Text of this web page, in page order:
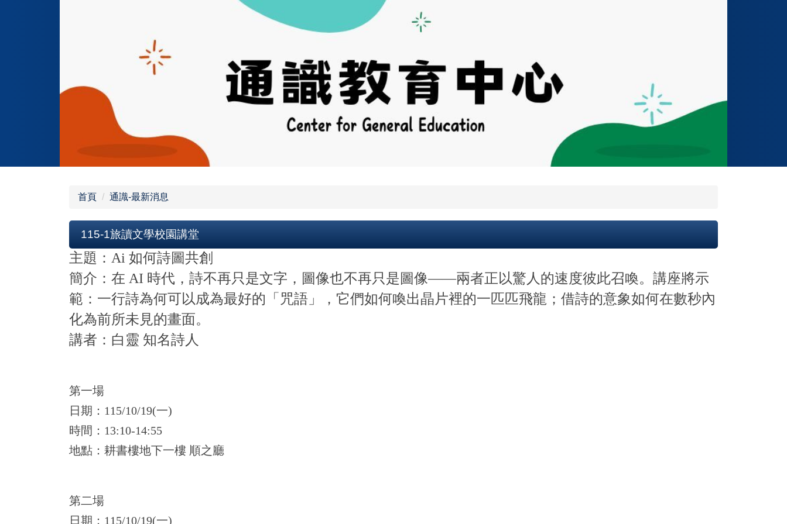
首頁 通識-最新消息
115-1旅讀文學校園講堂
主題：Ai 如何詩圖共創
簡介：在 AI 時代，詩不再只是文字，圖像也不再只是圖像——兩者正以驚人的速度彼此召喚。講座將示
範：一行詩為何可以成為最好的「咒語」，它們如何喚出晶片裡的一匹匹飛龍；借詩的意象如何在數秒內
化為前所未見的畫面。
講者：白靈 知名詩人
第一場
日期：115/10/19(一)
時間：13:10-14:55
地點：耕書樓地下一樓 順之廳
第二場
日期：115/10/19(一)